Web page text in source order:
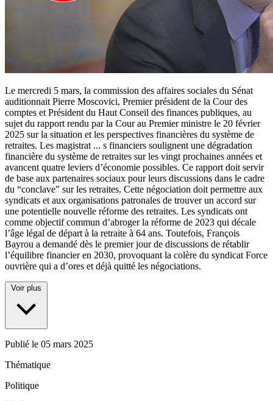
Le mercredi 5 mars, la commission des affaires sociales du Sénat
auditionnait Pierre Moscovici, Premier président de la Cour des
comptes et Président du Haut Conseil des finances publiques, au
sujet du rapport rendu par la Cour au Premier ministre le 20 février
2025 sur la situation et les perspectives financières du système de
retraites. Les magistrat ... s financiers soulignent une dégradation
financière du système de retraites sur les vingt prochaines années et
avancent quatre leviers d’économie possibles. Ce rapport doit servir
de base aux partenaires sociaux pour leurs discussions dans le cadre
du “conclave” sur les retraites. Cette négociation doit permettre aux
syndicats et aux organisations patronales de trouver un accord sur
une potentielle nouvelle réforme des retraites. Les syndicats ont
comme objectif commun d’abroger la réforme de 2023 qui décale
l’âge légal de départ à la retraite à 64 ans. Toutefois, François
Bayrou a demandé dès le premier jour de discussions de rétablir
l’équilibre financier en 2030, provoquant la colère du syndicat Force
ouvrière qui a d’ores et déjà quitté les négociations.
Voir plus
Publié le 05 mars 2025
Thématique
Politique